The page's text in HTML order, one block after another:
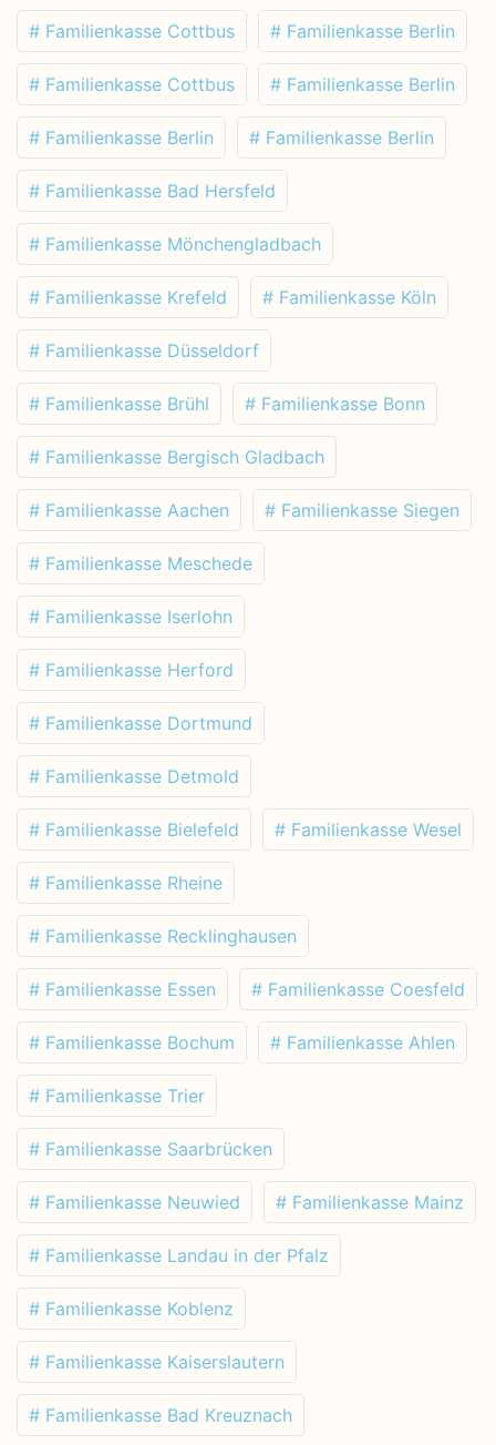
# Familienkasse Cottbus # Familienkasse Berlin
# Familienkasse Cottbus # Familienkasse Berlin
# Familienkasse Berlin # Familienkasse Berlin
# Familienkasse Bad Hersfeld
# Familienkasse Mönchengladbach
# Familienkasse Krefeld # Familienkasse Köln
# Familienkasse Düsseldorf
# Familienkasse Brühl # Familienkasse Bonn
# Familienkasse Bergisch Gladbach
# Familienkasse Aachen # Familienkasse Siegen
# Familienkasse Meschede
# Familienkasse Iserlohn
# Familienkasse Herford
# Familienkasse Dortmund
# Familienkasse Detmold
# Familienkasse Bielefeld # Familienkasse Wesel
# Familienkasse Rheine
# Familienkasse Recklinghausen
# Familienkasse Essen # Familienkasse Coesfeld
# Familienkasse Bochum # Familienkasse Ahlen
# Familienkasse Trier
# Familienkasse Saarbrücken
# Familienkasse Neuwied # Familienkasse Mainz
# Familienkasse Landau in der Pfalz
# Familienkasse Koblenz
# Familienkasse Kaiserslautern
# Familienkasse Bad Kreuznach